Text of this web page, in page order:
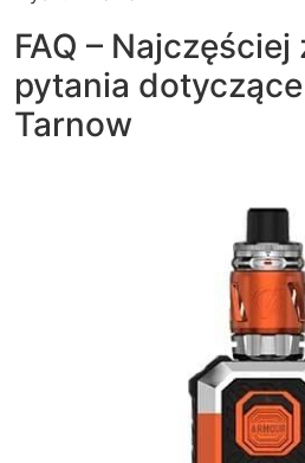
FAQ –
pytania
Tarnow